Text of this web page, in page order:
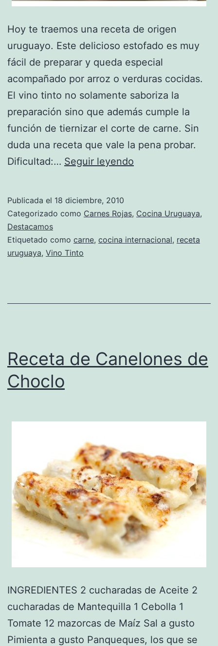
Hoy te traemos una receta de origen
uruguayo. Este delicioso estofado es muy
fácil de preparar y queda especial
acompañado por arroz o verduras cocidas.
El vino tinto no solamente saboriza la
preparación sino que además cumple la
función de tiernizar el corte de carne. Sin
duda una receta que vale la pena probar.
Dificultad:… Seguir leyendo
al
Tinto
Publicada el 18 diciembre, 2010
Categorizado como Carnes Rojas, Cocina Uruguaya,
Destacamos
Etiquetado como carne, cocina internacional, receta
uruguaya, Vino Tinto
Receta de Canelones de
Choclo
INGREDIENTES 2 cucharadas de Aceite 2
cucharadas de Mantequilla 1 Cebolla 1
Tomate 12 mazorcas de Maíz Sal a gusto
Pimienta a gusto Panqueques, los que se